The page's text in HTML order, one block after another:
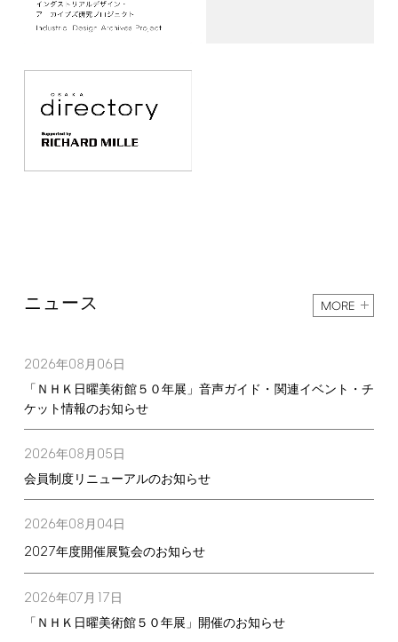
ニュース MORE
2026年08月 06日
「ＮＨＫ日曜美術館５０年展」音声ガイド・関連イベント・チ
ケット情報のお知らせ
2026年08月 05日
会員制度リニューアルのお知らせ
2026年08月 04日
2027年度開催展覧会のお知らせ
2026年07月 17日
「ＮＨＫ日曜美術館５０年展」開催のお知らせ